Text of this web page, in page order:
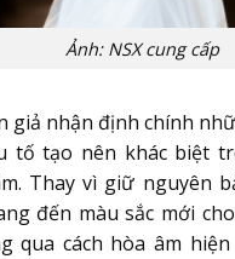
Ảnh: NSX cung cấp
giả nhận định chính
tố tạo nên khác biệt
Thay vì giữ nguyên
đến màu sắc mới
qua cách hòa âm hiện